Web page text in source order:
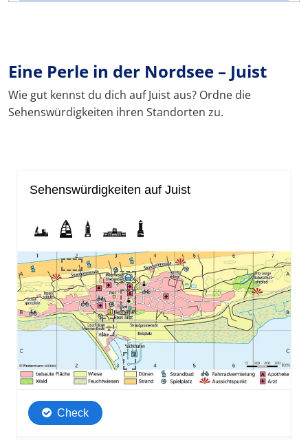
Eine Perle in der Nordsee – Juist
Wie gut kennst du dich auf Juist aus? Ordne die
Sehenswürdigkeiten ihren Standorten zu.